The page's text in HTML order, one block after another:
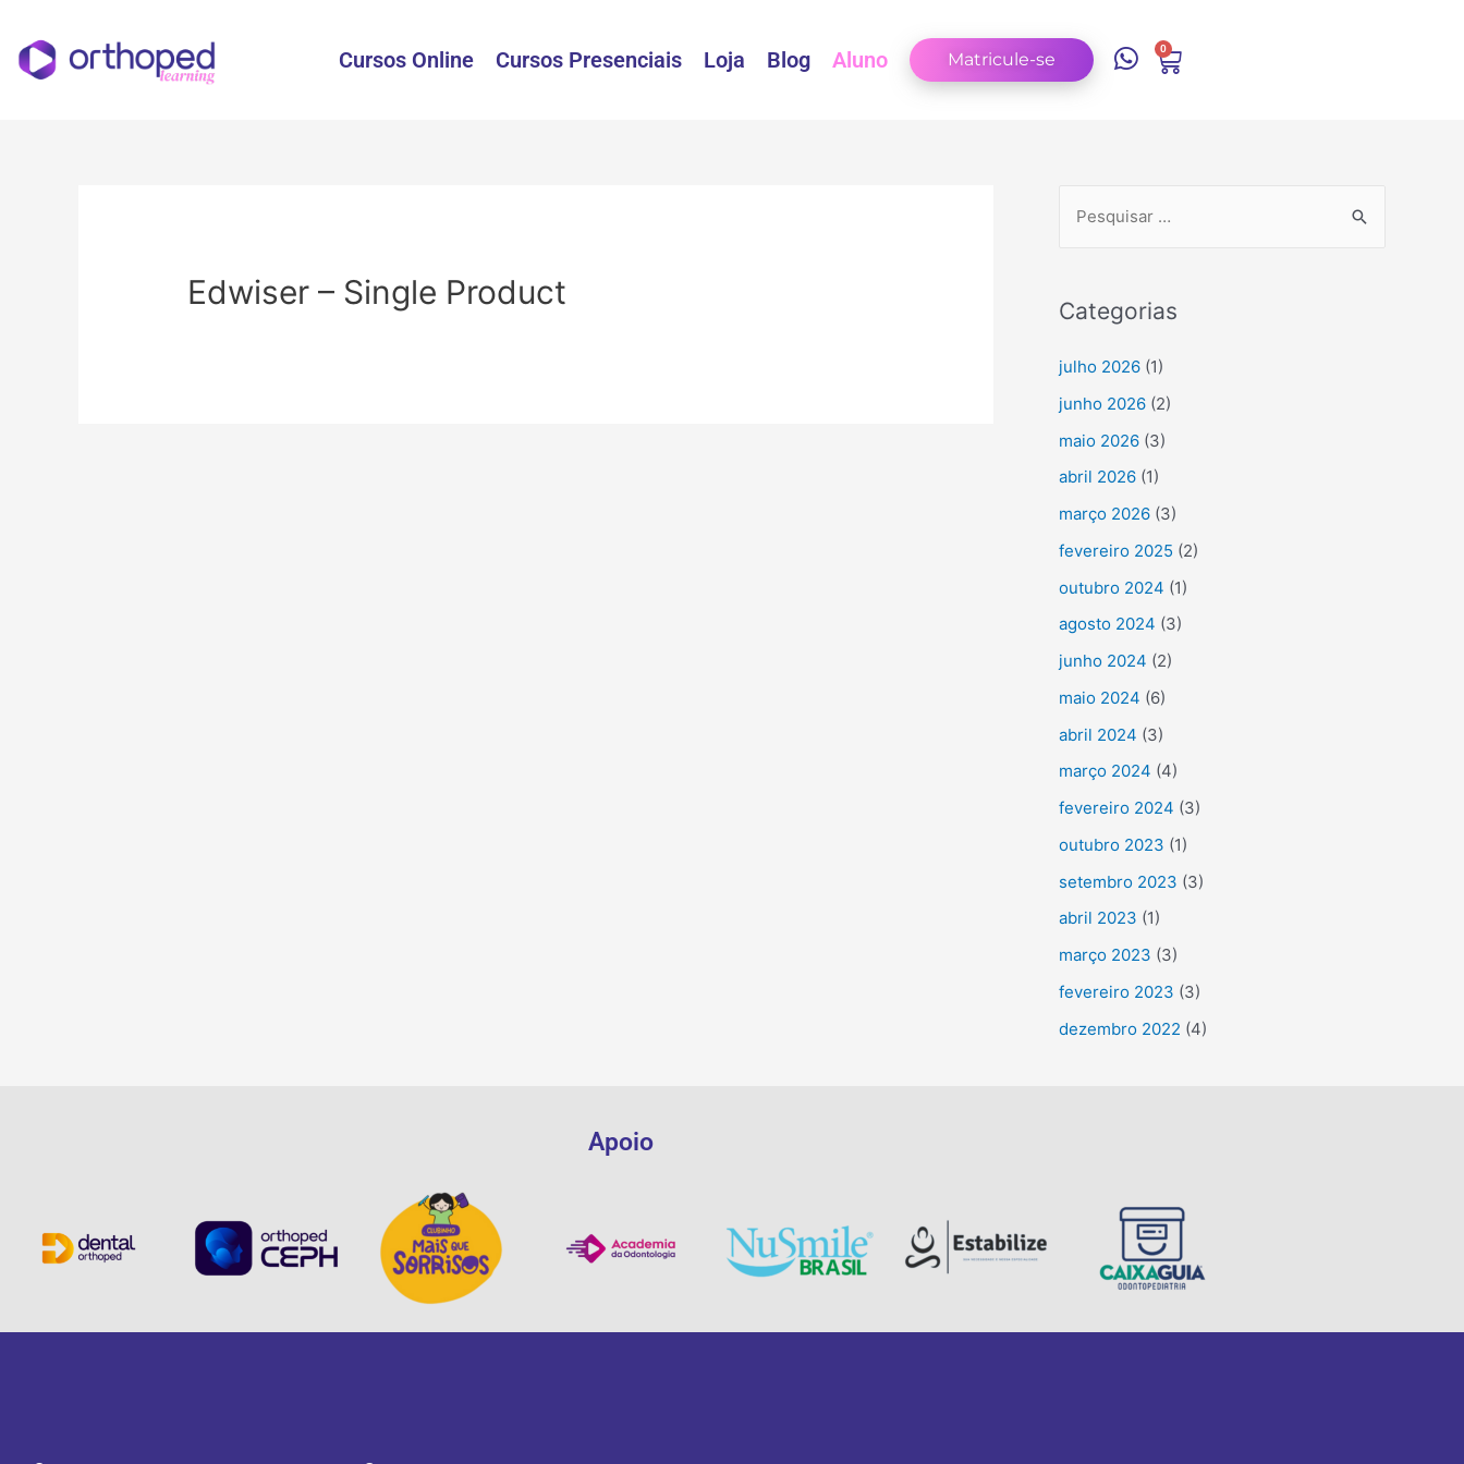
Cursos Online Cursos Presenciais Loja Blog Aluno Matricule-se
0
Edwiser – Single Product Categorias
julho 2026 (1)
junho 2026 (2)
maio 2026 (3)
abril 2026 (1)
março 2026 (3)
fevereiro 2025 (2)
outubro 2024 (1)
agosto 2024 (3)
junho 2024 (2)
maio 2024 (6)
abril 2024 (3)
março 2024 (4)
fevereiro 2024 (3)
outubro 2023 (1)
setembro 2023 (3)
abril 2023 (1)
março 2023 (3)
fevereiro 2023 (3)
dezembro 2022 (4)
Apoio